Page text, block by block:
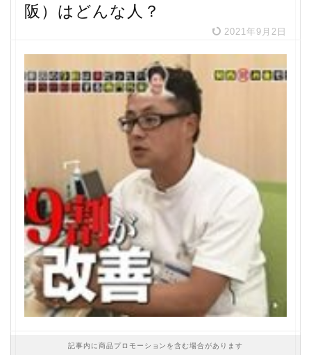
阪）はどんな人？
2021年9月2日
記事内に商品プロモーションを含む場合があります